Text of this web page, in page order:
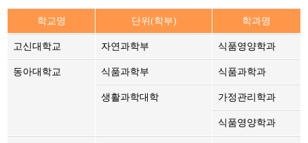
학교명 단위(학부) 학과명
고신대학교 자연과학부 식품영양학과
동아대학교 식품과학부 식품과학과
생활과학대학 가정관리학과
식품영양학과